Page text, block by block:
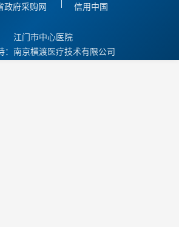
政府采购网
信用中国
江门市中心医院
：南京横渡医疗技术有限公司